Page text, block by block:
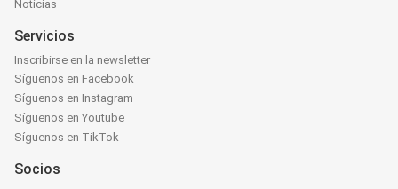
Noticias
Servicios
Inscribirse en la newsletter
Síguenos en Facebook
Síguenos en Instagram
Síguenos en Youtube
Síguenos en TikTok
Socios